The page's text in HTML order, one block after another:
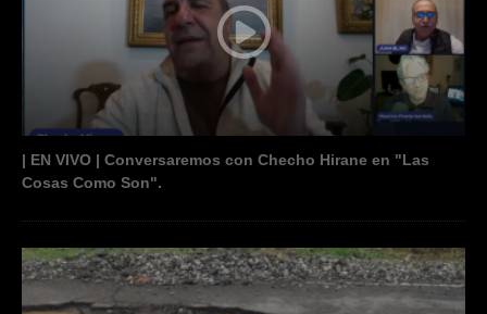
| EN VIVO | Conversaremos con Checho Hirane en "Las
Cosas Como Son".